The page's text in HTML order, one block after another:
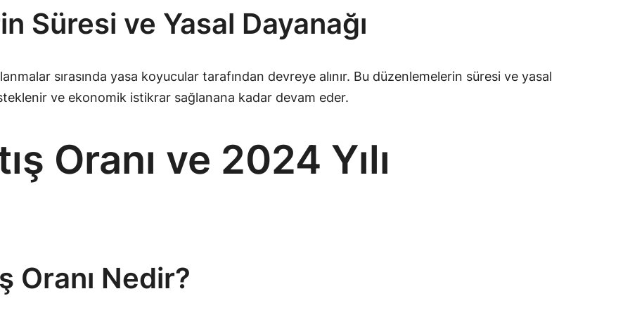
Süresi ve Yasal Dayanağı
sırasında yasa koyucular tarafından devreye alınır. Bu düzenlemelerin süresi ve yasal
ve ekonomik istikrar sağlanana kadar devam eder.
Oranı ve 2024 Yılı
Oranı Nedir?